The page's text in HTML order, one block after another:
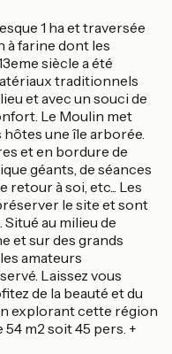
1 ha et traversée
à farine dont les
siècle a été
traditionnels
et avec un souci de
Le Moulin met
hôtes une île arborée.
et en bordure de
géants, de séances
retour à soi, etc... Les
le site et sont
Situé au milieu de
et sur des grands
amateurs
Laissez vous
de la beauté et du
explorant cette région
54 m2 soit 45 pers. +